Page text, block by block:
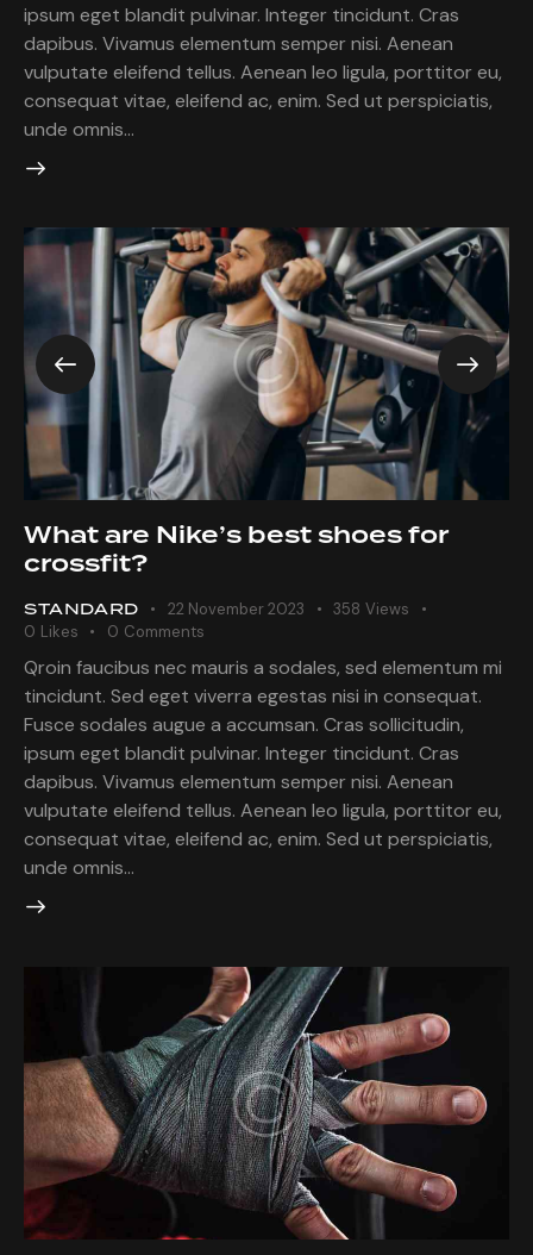
ipsum eget blandit pulvinar. Integer tincidunt. Cras
dapibus. Vivamus elementum semper nisi. Aenean
vulputate eleifend tellus. Aenean leo ligula, porttitor eu,
consequat vitae, eleifend ac, enim. Sed ut perspiciatis,
unde omnis…
What are Nike’s best shoes for
crossfit?
STANDARD 22 November 2023 358 Views
0 Likes 0 Comments
Qroin faucibus nec mauris a sodales, sed elementum mi
tincidunt. Sed eget viverra egestas nisi in consequat.
Fusce sodales augue a accumsan. Cras sollicitudin,
ipsum eget blandit pulvinar. Integer tincidunt. Cras
dapibus. Vivamus elementum semper nisi. Aenean
vulputate eleifend tellus. Aenean leo ligula, porttitor eu,
consequat vitae, eleifend ac, enim. Sed ut perspiciatis,
unde omnis…